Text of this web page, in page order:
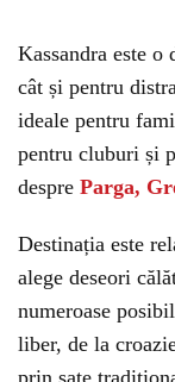
Kassandra este
cât și pentru
ideale pentru
pentru cluburi și
despre Parga,
Destinația este
alege deseori
numeroase
liber, de la
prin sate